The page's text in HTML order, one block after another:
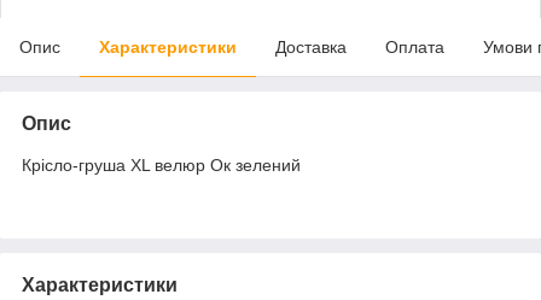
Опис Характеристики Доставка Оплата Умови
Опис
Крісло-груша XL велюр Ок зелений
Характеристики